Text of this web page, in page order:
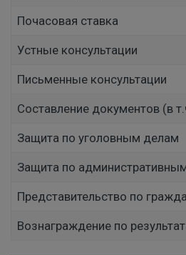
Почасовая ставка
Устные консультации
Письменные консультации
Составление документов (в
Защита по уголовным делам
Защита по
Представительство по
Вознаграждение по